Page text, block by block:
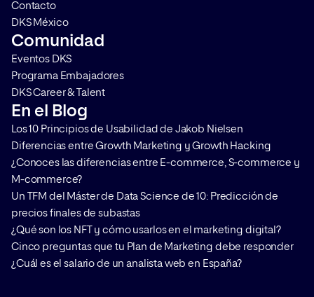
Contacto
DKS México
Comunidad
Eventos DKS
Programa Embajadores
DKS Career & Talent
En el Blog
Los 10 Principios de Usabilidad de Jakob Nielsen
Diferencias entre Growth Marketing y Growth Hacking
¿Conoces las diferencias entre E-commerce, S-commerce y
M-commerce?
Un TFM del Máster de Data Science de 10: Predicción de
precios finales de subastas
¿Qué son los NFT y cómo usarlos en el marketing digital?
Cinco preguntas que tu Plan de Marketing debe responder
¿Cuál es el salario de un analista web en España?